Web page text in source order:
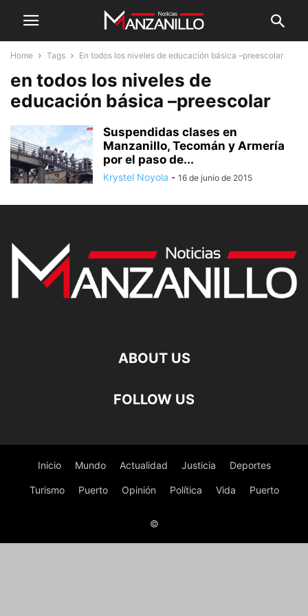
Home Tags En todos los niveles de educación básica –preescolar
en todos los niveles de
educación básica –preescolar
Suspendidas clases en
Manzanillo, Tecomán y Armería
por el paso de...
Krystel Noyola - 16 de junio de 2015
ABOUT US
FOLLOW US
Inicio Mundo Actualidad Justicia Deportes
Turismo Puerto Opinión Política Vida Puerto
©